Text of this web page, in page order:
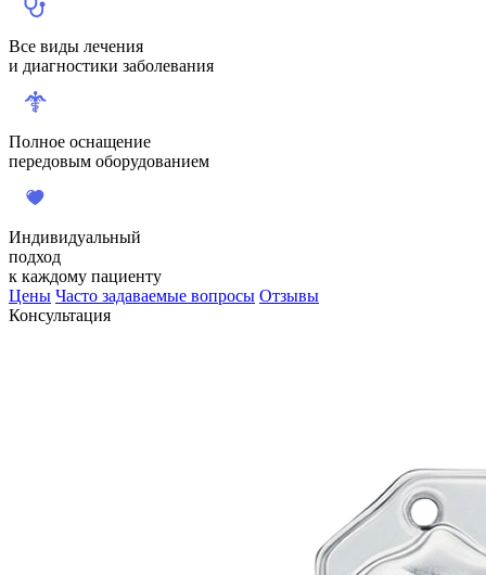
Все виды лечения
и диагностики заболевания
Полное оснащение
передовым оборудованием
Индивидуальный
подход
к каждому пациенту
Цены Часто задаваемые вопросы Отзывы
Консультация